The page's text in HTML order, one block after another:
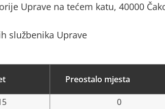
Uprave na tećem katu, 40000
službenika Uprave
Preostalo mjesta
0